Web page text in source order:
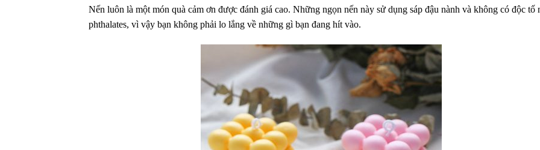
Nến luôn là một món quà cảm ơn được đánh giá cao. Những ngọn nến này sử dụng sáp đậu nành và không có độc tố
phthalates, vì vậy bạn không phải lo lắng về những gì bạn đang hít vào.